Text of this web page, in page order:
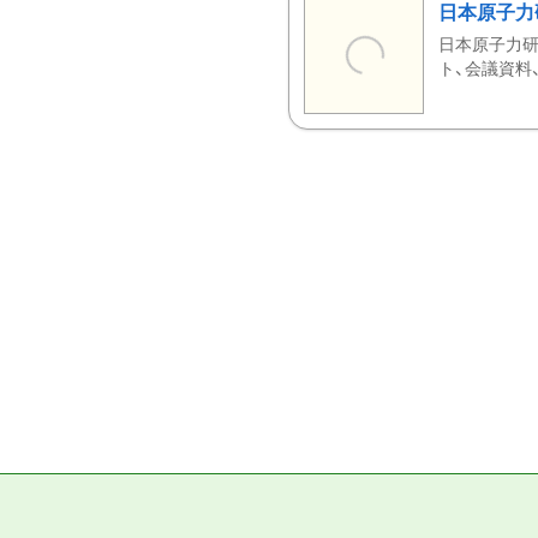
日本原子
日本原子力
ト、会議資